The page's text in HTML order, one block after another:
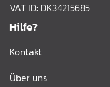
VAT ID: DK34215685
Hilfe?
Kontakt
Über uns